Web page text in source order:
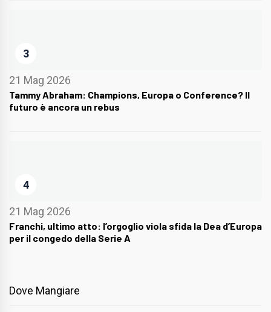
3
21 Mag 2026
Tammy Abraham: Champions, Europa o Conference? Il
futuro è ancora un rebus
4
21 Mag 2026
Franchi, ultimo atto: l’orgoglio viola sfida la Dea d’Europa
per il congedo della Serie A
Dove Mangiare